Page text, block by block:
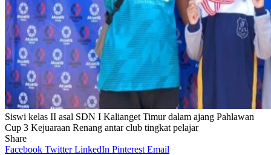
Siswi kelas II asal SDN I Kalianget Timur dalam ajang Pahlawan
Cup 3 Kejuaraan Renang antar club tingkat pelajar
Share
Facebook Twitter LinkedIn Pinterest Email